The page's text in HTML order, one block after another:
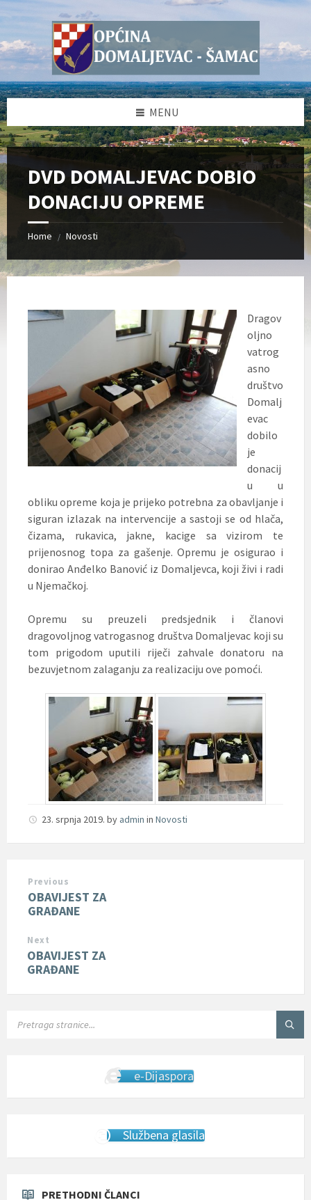
Skip
to
Skip
to
sidebar
Skip
to
sidebar
Skip
to
MENU
DVD DOMALJEVAC DOBIO
DONACIJU OPREME
Home / Novosti
Dragov
oljno
vatrog
asno
društvo
Domalj
evac
dobilo
je
donacij
u u
obliku opreme koja je prijeko potrebna za obavljanje i
siguran izlazak na intervencije a sastoji se od hlača,
čizama, rukavica, jakne, kacige sa vizirom te
prijenosnog topa za gašenje. Opremu je osigurao i
donirao Anđelko Banović iz Domaljevca, koji živi i radi
u Njemačkoj.
Opremu su preuzeli predsjednik i članovi
dragovoljnog vatrogasnog društva Domaljevac koji su
tom prigodom uputili riječi zahvale donatoru na
bezuvjetnom zalaganju za realizaciju ove pomoći.
23. srpnja 2019. by admin in Novosti
Previous
OBAVIJEST ZA
GRAĐANE
Next
OBAVIJEST ZA
GRAĐANE
e-Dijaspora
Službena glasila
PRETHODNI ČLANCI